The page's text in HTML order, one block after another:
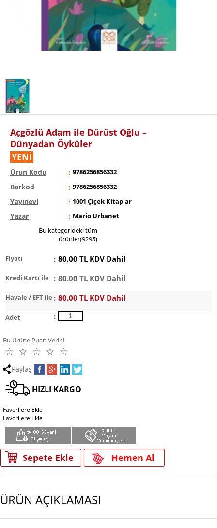
Açgözlü Adam ile Dürüst Oğlu –
Dünyadan Öyküler
YENİ
Ürün Kodu 9786256856332
Barkod 9786256856332
Yayınevi 1001 Çiçek Kitaplar
Yazar
Mario Urbanet
Bu kategorideki tüm
ürünler(9295)
Fiyatı 80.00 TL KDV Dahil
Kredi Kartı ile 80.00 TL KDV Dahil
Havale / EFT ile 80.00 TL KDV Dahil
Adet
Bu Ürüne Puan Verin!
☆
☆
☆
☆
☆
Paylaş
HIZLI KARGO
Favorilere Ekle
Favorilere Ekle
Sepete Ekle Hemen Al
ÜRÜN AÇIKLAMASI